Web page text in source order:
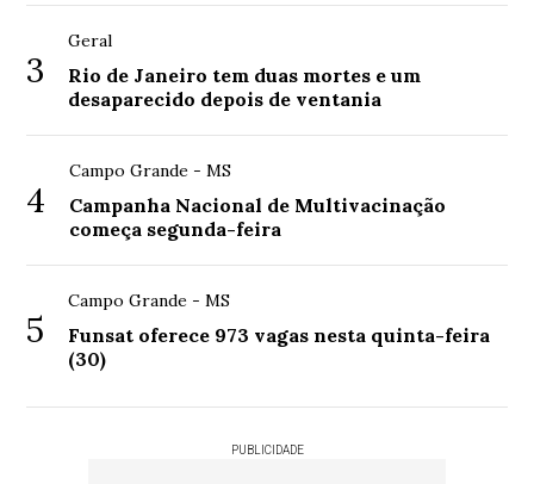
3
Geral
Rio de Janeiro tem duas mortes e um
desaparecido depois de ventania
4
Campo Grande - MS
Campanha Nacional de Multivacinação
começa segunda-feira
5
Campo Grande - MS
Funsat oferece 973 vagas nesta quinta-feira
(30)
PUBLICIDADE